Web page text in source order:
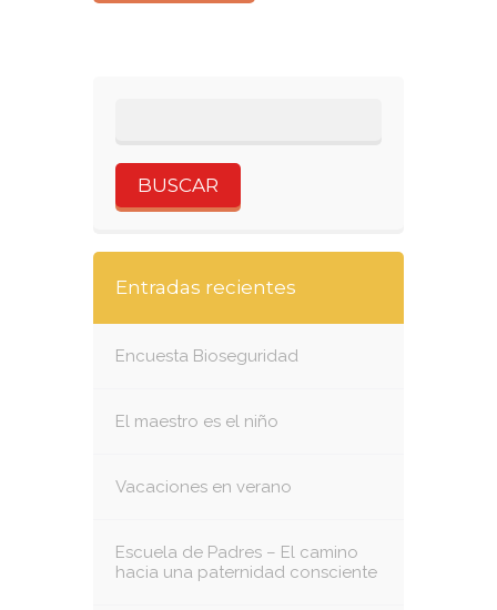
Entradas recientes
Encuesta Bioseguridad
El maestro es el niño
Vacaciones en verano
Escuela de Padres – El camino
hacia una paternidad consciente